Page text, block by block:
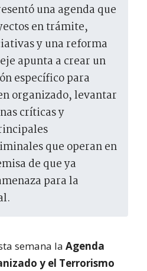
en trámite,
y una reforma
apunta a crear un
específico para
organizado, levantar
críticas y
que operan en
de que ya
para la
semana la Agenda
y el Terrorismo